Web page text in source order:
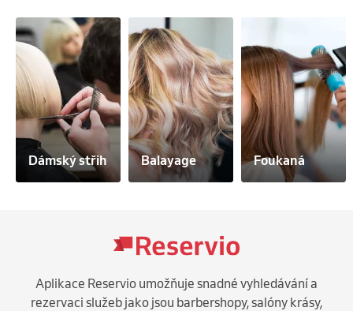
Dámský střih Balayage Foukaná
Aplikace Reservio umožňuje snadné vyhledávání a
rezervaci služeb jako jsou barbershopy, salóny krásy,